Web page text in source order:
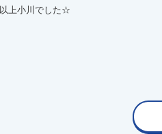
上小川でした☆